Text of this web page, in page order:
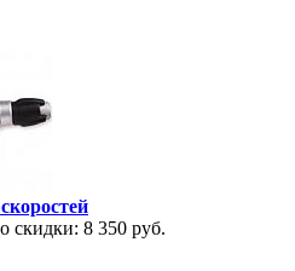
скидки: 8 350 руб.